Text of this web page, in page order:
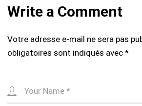
Write a Comment
Votre adresse e-mail ne sera pas
obligatoires sont indiqués avec *